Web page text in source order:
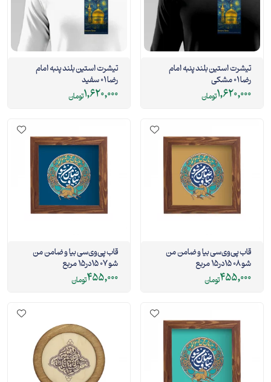
تیشرت استین بلند پنبه امام
رضا 01 مشکی
1,620,000تومان
تیشرت استین بلند پنبه امام
رضا 01 سفید
1,620,000تومان
قاب پی‌وی‌سی بیا و ضامن من
شو 08 15در15 مربع
455,000تومان
قاب پی‌وی‌سی بیا و ضامن من
شو 07 15در15 مربع
455,000تومان